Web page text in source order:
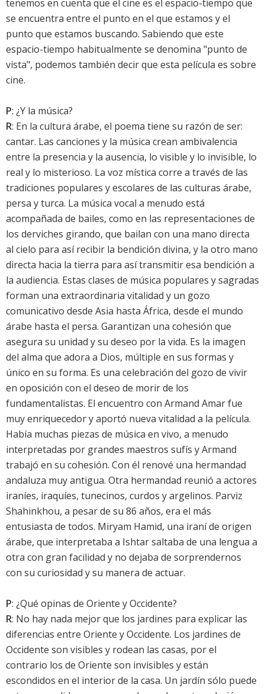
tenemos en cuenta que el cine es el espacio-tiempo que
se encuentra entre el punto en el que estamos y el
punto que estamos buscando. Sabiendo que este
espacio-tiempo habitualmente se denomina "punto de
vista", podemos también decir que esta película es sobre
cine.
P: ¿Y la música?
R: En la cultura árabe, el poema tiene su razón de ser:
cantar. Las canciones y la música crean ambivalencia
entre la presencia y la ausencia, lo visible y lo invisible, lo
real y lo misterioso. La voz mística corre a través de las
tradiciones populares y escolares de las culturas árabe,
persa y turca. La música vocal a menudo está
acompañada de bailes, como en las representaciones de
los derviches girando, que bailan con una mano directa
al cielo para así recibir la bendición divina, y la otro mano
directa hacia la tierra para así transmitir esa bendición a
la audiencia. Estas clases de música populares y sagradas
forman una extraordinaria vitalidad y un gozo
comunicativo desde Asia hasta África, desde el mundo
árabe hasta el persa. Garantizan una cohesión que
asegura su unidad y su deseo por la vida. Es la imagen
del alma que adora a Dios, múltiple en sus formas y
único en su forma. Es una celebración del gozo de vivir
en oposición con el deseo de morir de los
fundamentalistas. El encuentro con Armand Amar fue
muy enriquecedor y aportó nueva vitalidad a la película.
Había muchas piezas de música en vivo, a menudo
interpretadas por grandes maestros sufís y Armand
trabajó en su cohesión. Con él renové una hermandad
andaluza muy antigua. Otra hermandad reunió a actores
iraníes, iraquíes, tunecinos, curdos y argelinos. Parviz
Shahinkhou, a pesar de su 86 años, era el más
entusiasta de todos. Miryam Hamid, una iraní de origen
árabe, que interpretaba a Ishtar saltaba de una lengua a
otra con gran facilidad y no dejaba de sorprendernos
con su curiosidad y su manera de actuar.
P: ¿Qué opinas de Oriente y Occidente?
R: No hay nada mejor que los jardines para explicar las
diferencias entre Oriente y Occidente. Los jardines de
Occidente son visibles y rodean las casas, por el
contrario los de Oriente son invisibles y están
escondidos en el interior de la casa. Un jardín sólo puede